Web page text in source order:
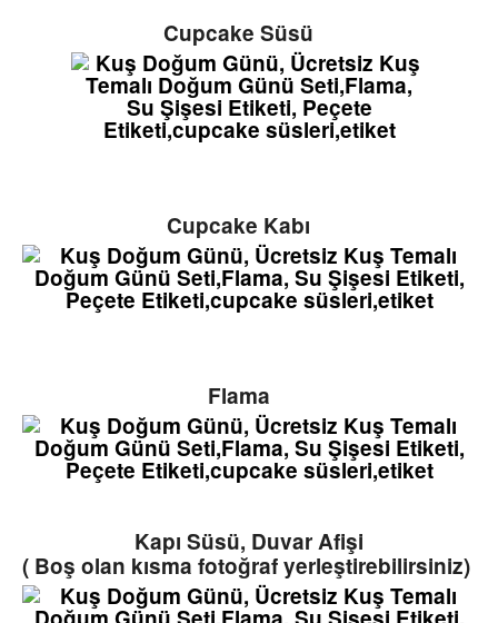
Cupcake Süsü
Cupcake Kabı
Flama
Kapı Süsü, Duvar Afişi
( Boş olan kısma fotoğraf yerleştirebilirsiniz)